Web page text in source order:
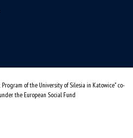
of the University of Silesia in Katowice" co-
the European Social Fund